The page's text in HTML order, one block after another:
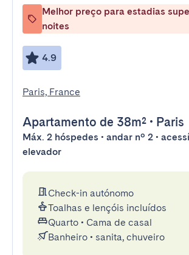
Melhor preço para estadias
noites
4.9
Paris, France
Apartamento de 38m² • Paris
Máx. 2 hóspedes • andar nº 2 •
elevador
Check-in autónomo
Toalhas e lençóis incluídos
Quarto • Cama de casal
Banheiro • sanita, chuveiro